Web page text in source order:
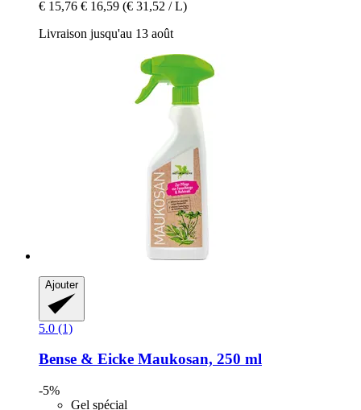
€ 15,76 € 16,59 (€ 31,52 / L)
Livraison jusqu'au 13 août
Ajouter
5.0 (1)
Bense & Eicke Maukosan, 250 ml
-5%
Gel spécial